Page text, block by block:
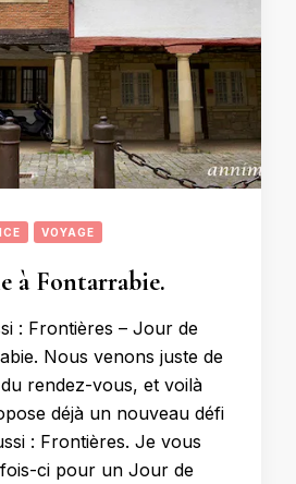
VOYAGE
à Fontarrabie.
: Frontières – Jour de
Nous venons juste de
rendez-vous, et voilà
déjà un nouveau défi
: Frontières. Je vous
ci pour un Jour de